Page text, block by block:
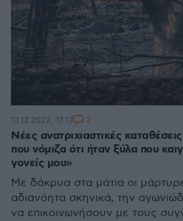
Νέες ανατριχιαστικές
που νόμιζα ότι ήταν ξύλα που
γονείς μου»
Με δάκρυα στα μάτια οι
αδιανόητα σκηνικά, την
να επικοινωνήσουν με τους
13.12.2022, 17:17 2